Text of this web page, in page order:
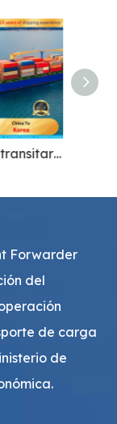
Logística de envío profesional desde China a EE. UU. Soluciones de envío puerta a puerta
Forwarder
del
de carga
de